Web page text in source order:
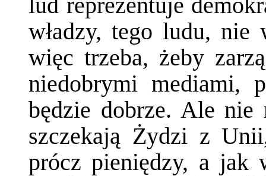
władzy, tego ludu, nie
więc trzeba, żeby
niedobrymi mediami,
będzie dobrze. Ale
szczekają Żydzi z
prócz pieniędzy, a jak